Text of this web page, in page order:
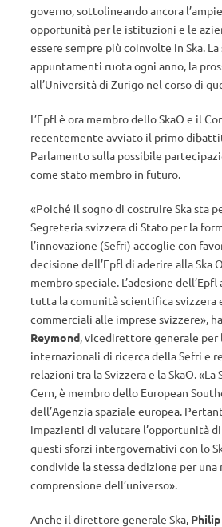
governo, sottolineando ancora
opportunità per le istituzioni e le
essere sempre più coinvolte in Ska.
appuntamenti ruota ogni anno, la
all’Università di Zurigo nel corso di
L’Epfl è ora membro dello SkaO e il
recentemente avviato il primo
Parlamento sulla possibile
come stato membro in futuro.
«Poiché il sogno di costruire Ska sta
Segreteria svizzera di Stato per la
l’innovazione (Sefri) accoglie con
decisione dell’Epfl di aderire alla Ska
membro speciale. L’adesione
tutta la comunità scientifica svizzera
commerciali alle imprese svizzere»,
Reymond, vicedirettore generale per
internazionali di ricerca della Sefri e
relazioni tra la Svizzera e la SkaO. «La
Cern, è membro dello European
dell’Agenzia spaziale europea.
impazienti di valutare l’opportunità
questi sforzi intergovernativi con lo
condivide la stessa dedizione per una
comprensione dell’universo».
Anche il direttore generale Ska,